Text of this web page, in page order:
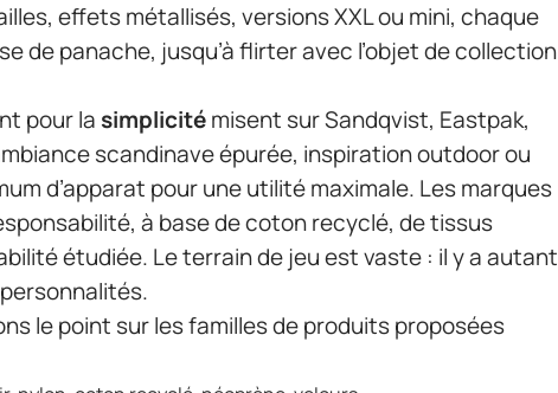
effets métallisés, versions XXL ou mini, chaque
de panache, jusqu’à flirter avec l’objet de collection
pour la simplicitémisent sur Sandqvist, Eastpak,
scandinave épurée, inspiration outdoor ou
d’apparat pour une utilité maximale. Les marques
à base de coton recyclé, de tissus
étudiée. Le terrain de jeu est vaste : il y a autant
le point sur les familles de produits proposées